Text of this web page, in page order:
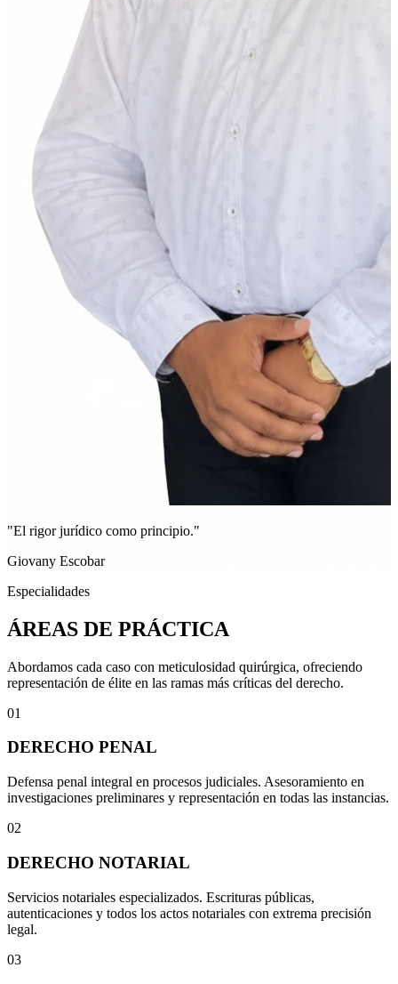
"El rigor jurídico como principio."
Giovany Escobar
Especialidades
ÁREAS DE PRÁCTICA
Abordamos cada caso con meticulosidad quirúrgica, ofreciendo
representación de élite en las ramas más críticas del derecho.
01
DERECHO PENAL
Defensa penal integral en procesos judiciales. Asesoramiento en
investigaciones preliminares y representación en todas las instancias.
02
DERECHO NOTARIAL
Servicios notariales especializados. Escrituras públicas,
autenticaciones y todos los actos notariales con extrema precisión
legal.
03